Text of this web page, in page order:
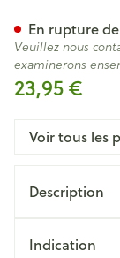
23,95 €
En rupture
Veuillez nous
examinerons
Voir tous les
Description
Indication